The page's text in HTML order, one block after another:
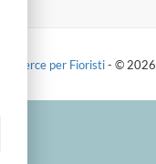
per Fioristi- © 2026